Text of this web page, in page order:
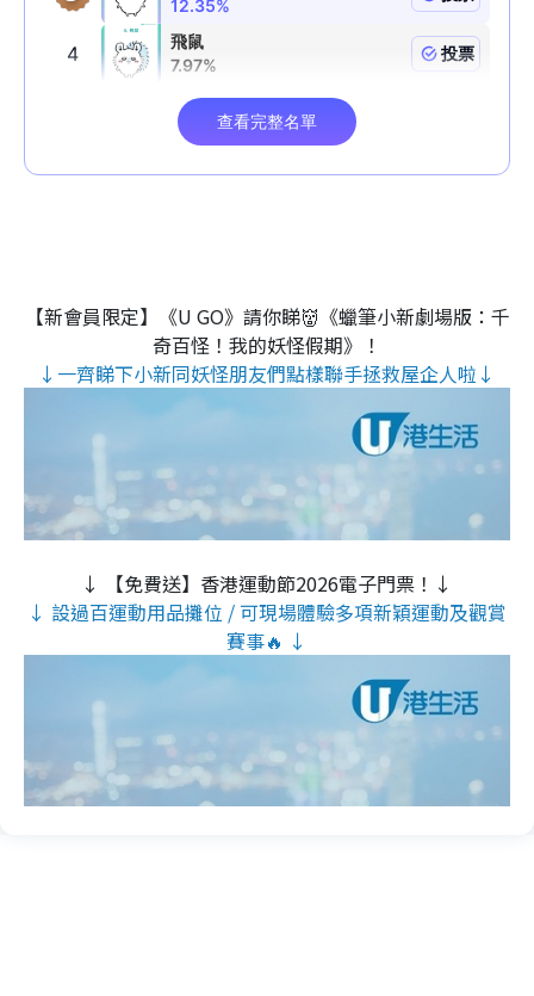
【新會員限定】《U GO》請你睇👹《蠟筆小新劇場版：千
奇百怪！我的妖怪假期》！
↓一齊睇下小新同妖怪朋友們點樣聯手拯救屋企人啦↓
↓ 【免費送】香港運動節2026電子門票！↓
↓ 設過百運動用品攤位 / 可現場體驗多項新穎運動及觀賞
賽事🔥 ↓